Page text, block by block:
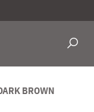
BROWN